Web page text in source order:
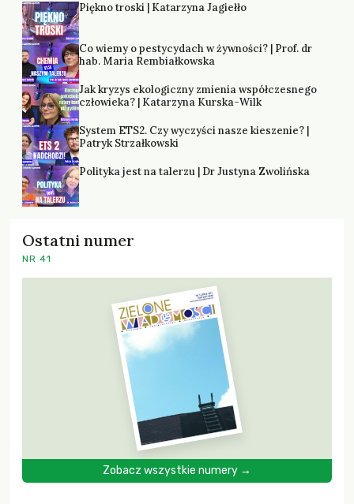
Piękno troski | Katarzyna Jagiełło
Co wiemy o pestycydach w żywności? | Prof. dr
hab. Maria Rembiałkowska
Jak kryzys ekologiczny zmienia współczesnego
człowieka? | Katarzyna Kurska-Wilk
System ETS2. Czy wyczyści nasze kieszenie? |
Patryk Strzałkowski
Polityka jest na talerzu | Dr Justyna Zwolińska
Ostatni numer
NR 41
Zobacz wszystkie numery →